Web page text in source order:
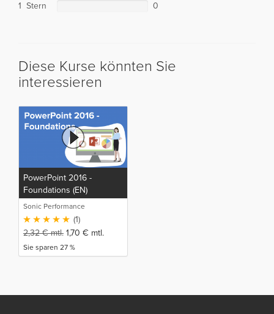
1 Stern
0
Diese Kurse könnten Sie
interessieren
PowerPoint 2016 -
Foundations (EN)
Sonic Performance
(1)
2,32€mtl. 1,70 € mtl.
Sie sparen 27 %